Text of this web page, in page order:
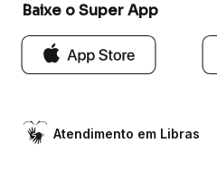
Baixe o Super App
Atendimento em Libras